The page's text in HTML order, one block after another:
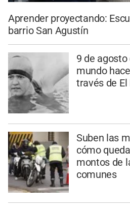
Aprender proyectando:
barrio San Agustín
9 de
mundo
través de
Suben las
cómo
montos de
comunes